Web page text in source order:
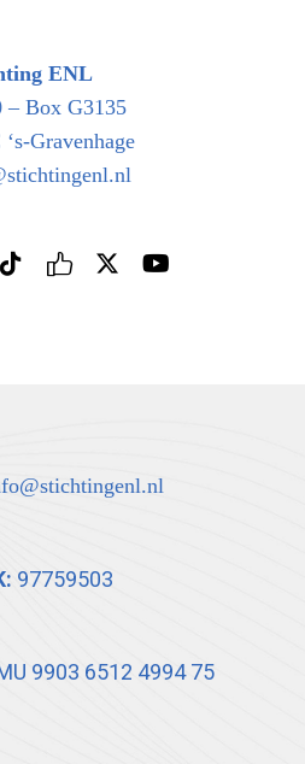
ENL
– Box G3135
Gravenhage
97759503
9903 6512 4994 75